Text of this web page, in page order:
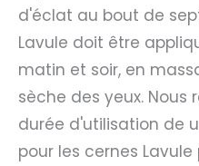
d'éclat au bout de
Lavule doit être
matin et soir, en
sèche des yeux.
durée d'utilisation de
pour les cernes